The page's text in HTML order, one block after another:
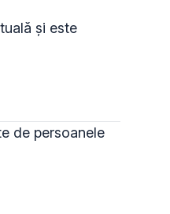
și este
de persoanele